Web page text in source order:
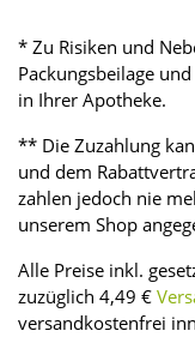
* Zu Risiken und
Packungsbeilage
in Ihrer Apotheke.
** Die Zuzahlung
und dem
zahlen jedoch nie
unserem Shop
Alle Preise inkl.
zuzüglich 4,49 €
versandkostenfrei